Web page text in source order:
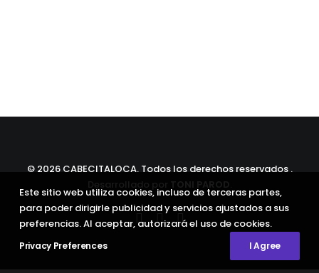
© 2026 CABECITALOCA. Todos los derechos reservados .
Este sitio web utiliza cookies, incluso de terceras partes,
para poder dirigirle publicidad y servicios ajustados a sus
preferencias. Al aceptar, autorizará el uso de cookies.
Privacy Preferences I Agree